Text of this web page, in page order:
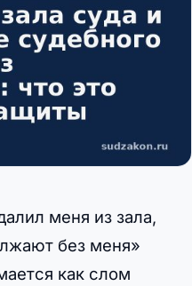
меня из зала,
без меня»
как слом